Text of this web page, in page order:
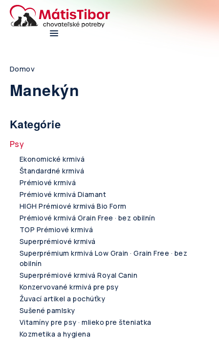
Skip
main
Breadcrumb
Domov
Manekýn
Kategórie
Psy
Ekonomické krmivá
Štandardné krmivá
Prémiové krmivá
Prémiové krmivá Diamant
HIGH Prémiové krmivá Bio Form
Prémiové krmivá Grain Free · bez obilnín
TOP Prémiové krmivá
Superprémiové krmivá
Superprémium krmivá Low Grain · Grain Free · bez
obilnín
Superprémiové krmivá Royal Canin
Konzervované krmivá pre psy
Žuvací artikel a pochúťky
Sušené pamlsky
Vitamíny pre psy · mlieko pre šteniatka
Kozmetika a hygiena